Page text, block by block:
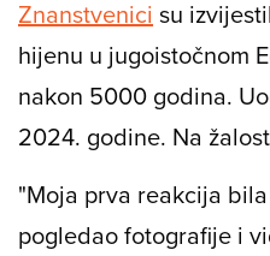
Znanstvenici su
hijenu u jugoistočnom
nakon 5000 godina.
2024. godine. Na
"Moja prva reakcija
pogledao fotografije i